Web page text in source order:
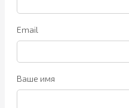
Email
Ваше имя